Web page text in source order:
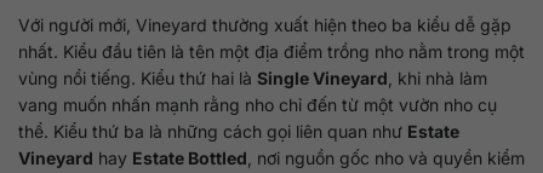
Với người mới, Vineyard thường xuất hiện theo ba kiểu dễ gặp
nhất. Kiểu đầu tiên là tên một địa điểm trồng nho nằm trong một
vùng nổi tiếng. Kiểu thứ hai là Single Vineyard , khi nhà làm
vang muốn nhấn mạnh rằng nho chỉ đến từ một vườn nho cụ
thể. Kiểu thứ ba là những cách gọi liên quan như Estate
Vineyard hay Estate Bottled , nơi nguồn gốc nho và quyền kiểm